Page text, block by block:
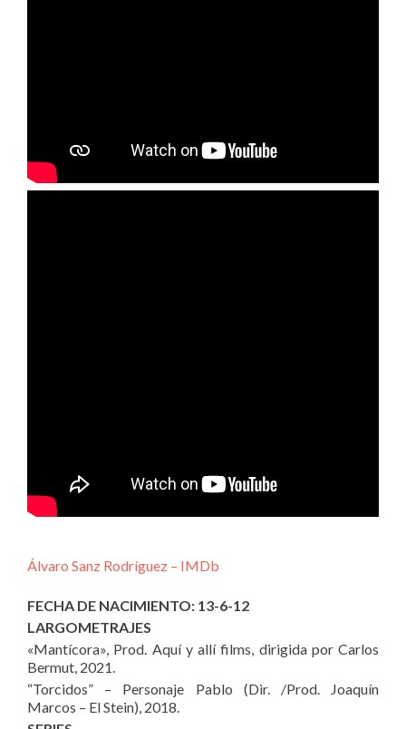
Álvaro Sanz Rodríguez – IMDb
FECHA DE NACIMIENTO: 13-6-12
LARGOMETRAJES
«Mantícora», Prod. Aquí y allí films, dirigida por Carlos
Bermut, 2021.
“Torcidos” – Personaje Pablo (Dir. /Prod. Joaquín
Marcos – El Stein), 2018.